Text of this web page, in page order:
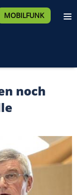
MOBILFUNK
noch